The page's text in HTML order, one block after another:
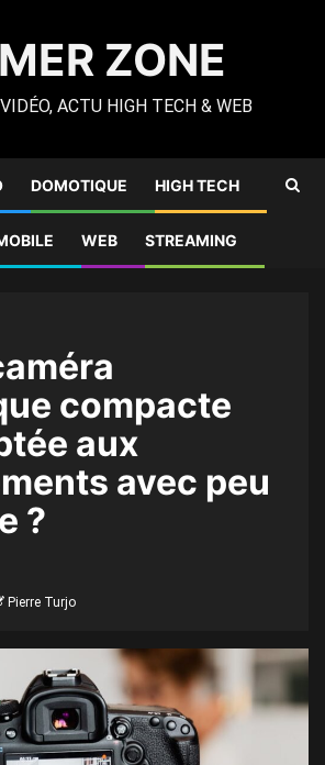
ZONE
ACTU HIGH TECH & WEB
DOMOTIQUE HIGH TECH
WEB STREAMING
aux appartements avec peu
compacte
aux
avec peu
?
Pierre Turjo